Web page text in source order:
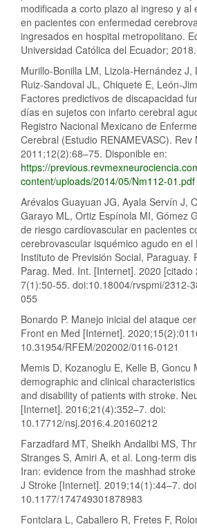
modificada a corto plazo al ingreso y al
en pacientes con enfermedad
ingresados en hospital metropolitano.
Universidad Católica del Ecuador;
Murillo-Bonilla LM, Lizola-Hernández J,
Ruiz-Sandoval JL, Chiquete E, León-
Factores predictivos de discapacidad
días en sujetos con infarto cerebral
Registro Nacional Mexicano de
Cerebral (Estudio RENAMEVASC). Rev
2011;12(2):68–75. Disponible en:
https://
content/uploads/2014/05/Nm112-01.pdf
Arévalos Guayuan JG, Ayala Servín J,
Garayo ML, Ortiz Espínola MI, Gómez
de riesgo cardiovascular en pacientes
cerebrovascular isquémico agudo en el
Instituto de Previsión Social, Paraguay.
Parag. Med. Int. [Internet]. 2020 [citado
7(1):50-55. doi:10.18004/rvspmi/2312-
055
Bonardo P. Manejo inicial del ataque
Front en Med [Internet].
10.31954/RFEM/202002/0116-0121
Memis D, Kozanoglu E, Kelle B, Goncu
demographic and clinical
and disability of patients with stroke.
[Internet]. 2016;21(4):352–7. doi:
10.17712/nsj.2016.4.20160212
Farzadfard MT, Sheikh Andalibi MS,
Stranges S, Amiri A, et al. Long-term
Iran: evidence from the mashhad
J Stroke [Internet]. 2019;14(1):44–7.
10.1177/174749301878983
Fontclara L, Caballero R, Fretes F,